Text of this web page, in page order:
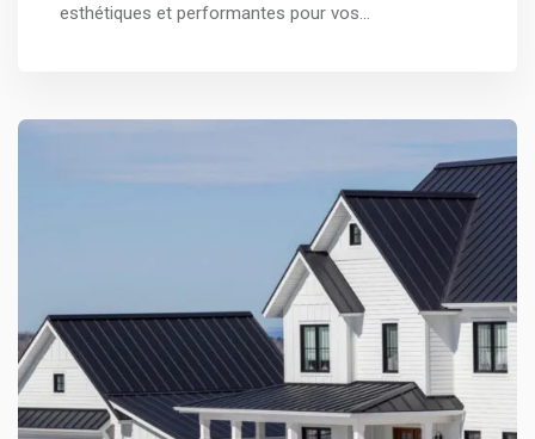
esthétiques et performantes pour vos…